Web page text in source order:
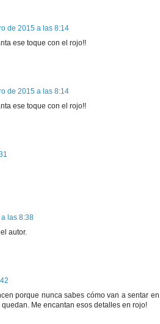
de 2015 a las 8:14
ese toque con el rojo!!
de 2015 a las 8:14
ese toque con el rojo!!
las 8:38
autor.
porque nunca sabes cómo van a sentar en
Me encantan esos detalles en rojo!